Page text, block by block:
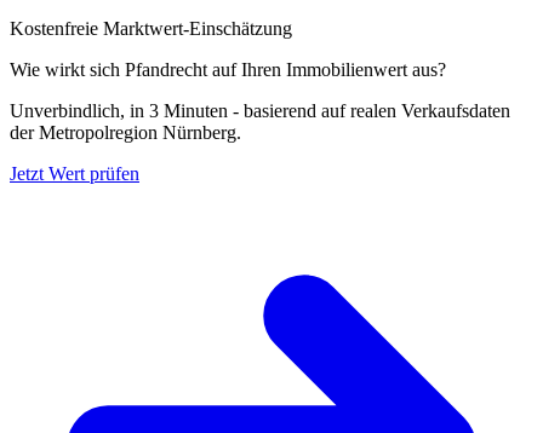
Kostenfreie Marktwert-Einschätzung
Wie wirkt sich Pfandrecht auf Ihren Immobilienwert aus?
Unverbindlich, in 3 Minuten - basierend auf realen Verkaufsdaten
der Metropolregion Nürnberg.
Jetzt Wert prüfen